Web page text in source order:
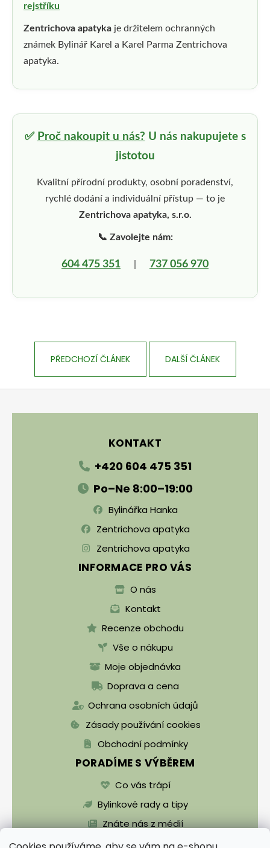
rejstříku
Zentrichova apatyka je držitelem ochranných
známek Bylinář Karel a Karel Parma Zentrichova
apatyka.
✅ Proč nakoupit u nás? U nás nakupujete s
jistotou
Kvalitní přírodní produkty, osobní poradenství,
rychlé dodání a individuální přístup — to je
Zentrichova apatyka, s.r.o.
📞 Zavolejte nám:
604 475 351 737 056 970
PŘEDCHOZÍ ČLÁNEK DALŠÍ ČLÁNEK
KONTAKT
+420 604 475 351
Po–Ne 8:00–19:00
Bylinářka Hanka
Zentrichova apatyka
Zentrichova apatyka
INFORMACE PRO VÁS
O nás
Kontakt
Recenze obchodu
Vše o nákupu
Moje objednávka
Doprava a cena
Ochrana osobních údajů
Zásady používání cookies
Obchodní podmínky
PORADÍME S VÝBĚREM
Co vás trápí
Bylinkové rady a tipy
Znáte nás z médií